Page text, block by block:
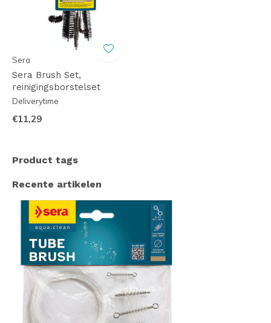
Sera
Sera Brush Set,
reinigingsborstelset
Deliverytime
€11,29
Product tags
Recente artikelen